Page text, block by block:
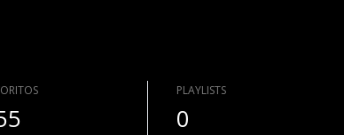
PLAYLISTS
0